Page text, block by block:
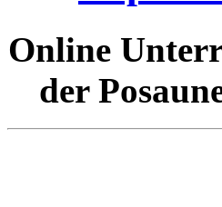
Online
der